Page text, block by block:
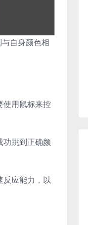
自身颜色相
使用鼠标来控
功跳到正确颜
反应能力，以